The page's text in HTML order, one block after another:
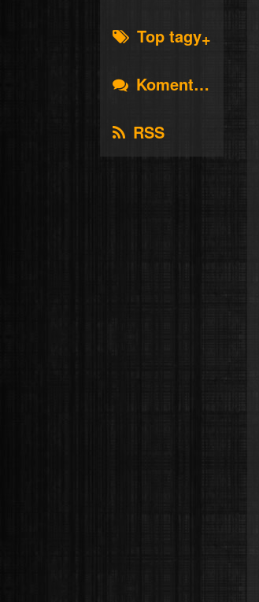
Top tagy
Komentáře
RSS